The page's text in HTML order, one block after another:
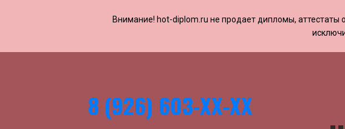
Внимание! ​​​​hot-diplom.ru не продает дипломы, аттестаты
8 (926) 603-ХХ-ХХ